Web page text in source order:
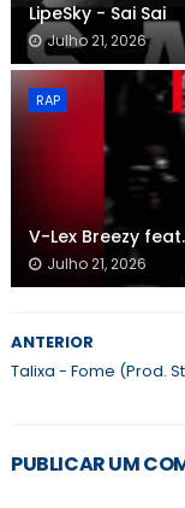
LipeSky - Sai Sai
Julho 21, 2026
RAP
V-Lex Breezy
Julho 21, 2026
ANTERIOR
Talixa - Fome (Prod.
PUBLICAR UM